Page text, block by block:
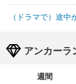
（ドラマで）途
アンカーラ
週間